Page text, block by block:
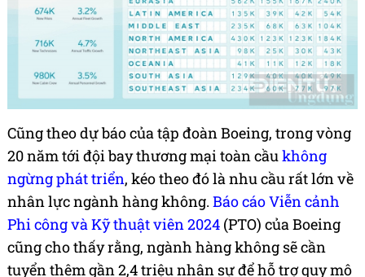
Cũng theo dự báo của tập đoàn Boeing, trong vòng
20 năm tới đội bay thương mại toàn cầukhông
ngừng phát triển, kéo theo đó là nhu cầu rất lớn về
nhân lực ngành hàng không. Báo cáo Viễn cảnh
Phi công và Kỹ thuật viên 2024 (PTO) của Boeing
cũng cho thấy rằng, ngành hàng không sẽ cần
tuyển thêm gần 2,4 triệu nhân sự để hỗ trợ quy mô